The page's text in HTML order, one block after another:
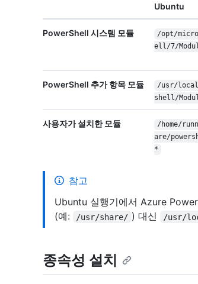
Ubuntu
PowerShell 시스템 모듈
/opt/
ell/7/
PowerShell 추가 항목 모듈
/usr/
shell/
사용자가 설치한 모듈
/home/
are/
*
참고
Ubuntu 실행기에서 Azure
(예:
/usr/share/ ) 대신 /usr/
종속성 설치